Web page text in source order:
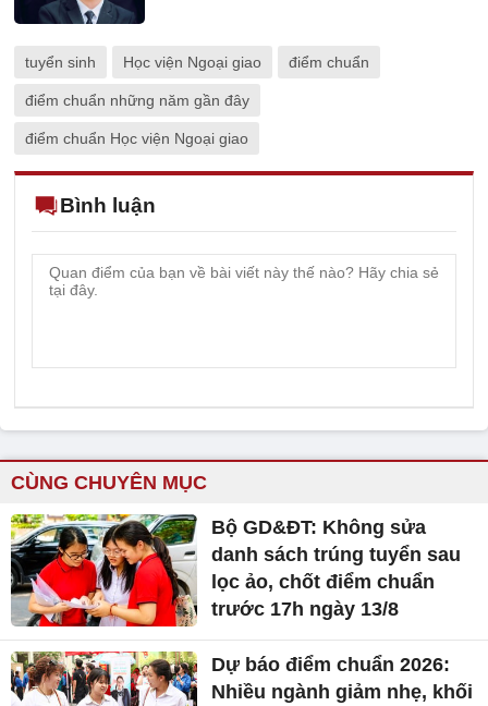
tuyển sinh Học viện Ngoại giao điểm chuẩn
điểm chuẩn những năm gần đây
điểm chuẩn Học viện Ngoại giao
Bình luận
CÙNG CHUYÊN MỤC
Bộ GD&ĐT: Không sửa
danh sách trúng tuyển sau
lọc ảo, chốt điểm chuẩn
trước 17h ngày 13/8
Dự báo điểm chuẩn 2026:
Nhiều ngành giảm nhẹ, khối